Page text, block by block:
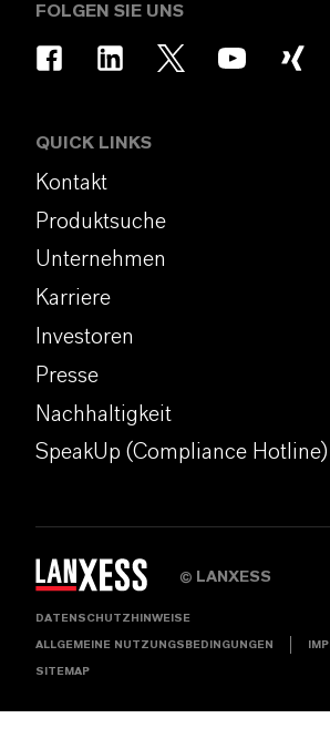
FOLGEN SIE UNS
QUICK LINKS
Kontakt
Produktsuche
Unternehmen
Karriere
Investoren
Presse
Nachhaltigkeit
SpeakUp (Compliance Hotline)
© LANXESS
DATENSCHUTZHINWEISE
ALLGEMEINE NUTZUNGSBEDINGUNGEN
SITEMAP